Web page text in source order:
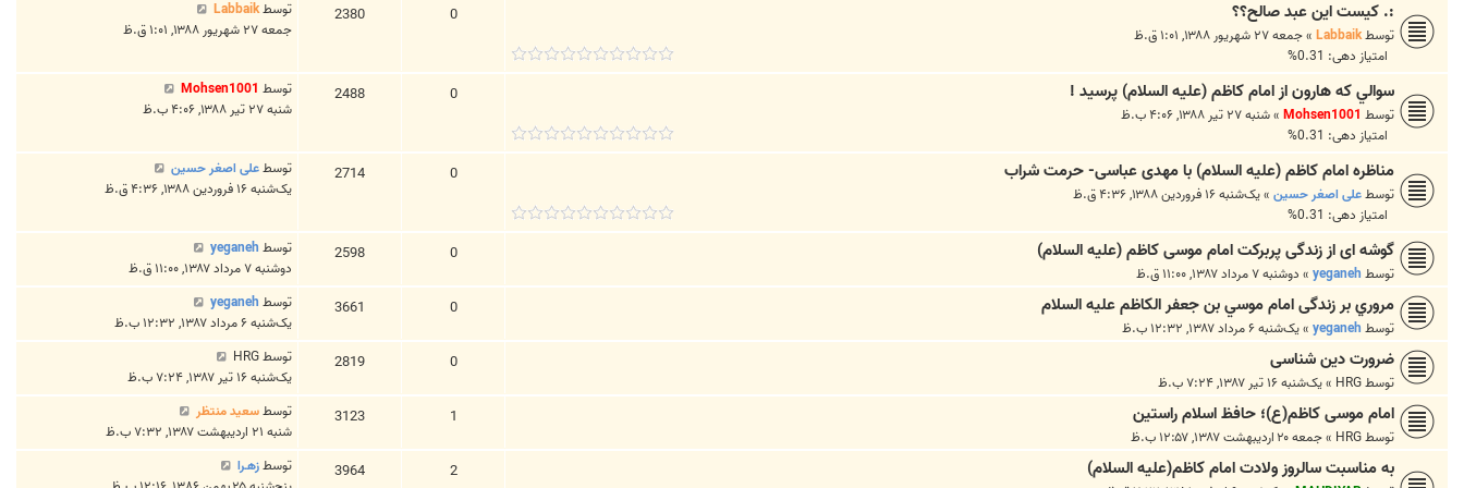
:. كيست اين عبد صالح؟؟
توسطLabbaik
»جمعه ۲۷ شهریور ۱۳۸۸, ۱:۰۱ ق.ظ
امتیاز دهی: 0.31%
0
2380 توسطLabbaik
جمعه ۲۷ شهریور ۱۳۸۸, ۱:۰۱ ق.ظ
سوالي که هارون از امام کاظم (علیه السلام) پرسيد !
توسط Mohsen1001
»شنبه ۲۷ تیر ۱۳۸۸, ۴:۰۶ ب.ظ
امتیاز دهی: 0.31%
0
2488 توسط Mohsen1001
شنبه ۲۷ تیر ۱۳۸۸, ۴:۰۶ ب.ظ
مناظره امام کاظم (علیه السلام) با مهدی عباسی- حرمت شراب
توسطعلی اصغر حسین »یک‌شنبه ۱۶ فروردین ۱۳۸۸, ۴:۳۶ ق.ظ
امتیاز دهی: 0.31%
0
2714 توسطعلی اصغر حسین
یک‌شنبه ۱۶ فروردین ۱۳۸۸, ۴:۳۶ ق.ظ
گوشه اى از زندگى پربركت امام موسى كاظم (عليه السلام)
توسط yeganeh
» دوشنبه ۷ مرداد ۱۳۸۷, ۱۱:۰۰ ق.ظ
0
2598 توسط yeganeh
دوشنبه ۷ مرداد ۱۳۸۷, ۱۱:۰۰ ق.ظ
مروري بر زندگی امام موسي بن جعفر الکاظم علیه السلام
توسط yeganeh
»یک‌شنبه ۶ مرداد ۱۳۸۷, ۱۲:۳۲ ب.ظ
0
3661 توسط yeganeh
یک‌شنبه ۶ مرداد ۱۳۸۷, ۱۲:۳۲ ب.ظ
ضرورت دین شناسی
توسطHRG
»یک‌شنبه ۱۶ تیر ۱۳۸۷, ۷:۲۴ ب.ظ
0
2819 توسطHRG
یک‌شنبه ۱۶ تیر ۱۳۸۷, ۷:۲۴ ب.ظ
امام موسی کاظم(ع)؛ حافظ اسلام راستین
توسطHRG
»جمعه ۲۰ اردیبهشت ۱۳۸۷, ۱۲:۵۷ ب.ظ
1
3123 توسطسعید منتظر
شنبه ۲۱ اردیبهشت ۱۳۸۷, ۷:۳۲ ب.ظ
به مناسبت سالروز ولادت امام کاظم(عليه السلام) 2
3964 توسطزهـرا